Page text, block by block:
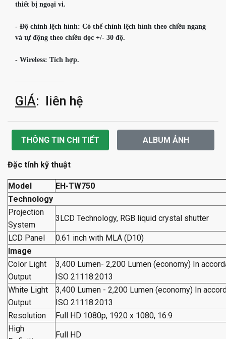
thiết bị ngoại vi.
- Độ chỉnh lệch hình: Có thể chỉnh lệch hình theo chiều ngang
và tự động theo chiều dọc +/- 30 độ.
- Wireless: Tích hợp.
GIÁ: liên hệ
THÔNG TIN CHI TIẾT ALBUM ẢNH
Đặc tính kỹ thuật
Model
EH-TW750
Technology
Projection
System
3LCD Technology, RGB liquid crystal shutter
LCD Panel
0.61 inch with MLA (D10)
Image
Color Light
Output
3,400 Lumen- 2,200 Lumen (economy) In
ISO 21118:2013
White Light
Output
3,400 Lumen - 2,200 Lumen (economy) In
ISO 21118:2013
Resolution
Full HD 1080p, 1920 x 1080, 16:9
High
Full HD